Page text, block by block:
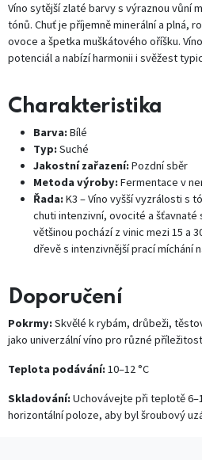
Víno sytější zlaté barvy s výraznou vůní
tónů. Chuť je příjemně minerální a plná,
ovoce a špetka muškátového oříšku.
potenciál a nabízí harmonii i svěžest
Charakteristika
Barva:Bílé
Typ:Suché
Jakostní zařazení:Pozdní sběr
Metoda výroby:Fermentace v
Řada:K3 – Víno vyšší vyzrálosti s
chuti intenzivní, ovocité a šťavnaté
většinou pochází z vinic mezi 15 a
dřevě s intenzivnější prací míchání
Doporučení
Pokrmy:Skvělé k rybám, drůbeži,
jako univerzální víno pro různé
Teplota podávání:10–12 °C
Skladování:Uchovávejte při teplotě
horizontální poloze, aby byl šroubový